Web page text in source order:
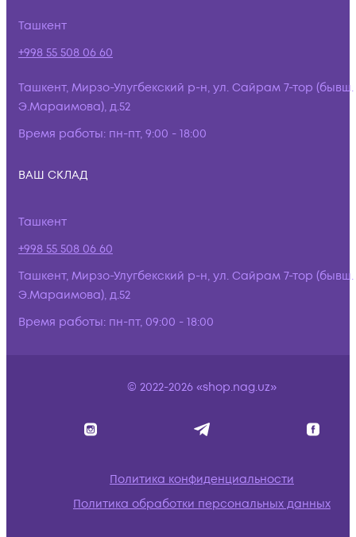
Ташкент
+998 55 508 06 60
Ташкент, Мирзо-Улугбекский р-н, ул. Сайрам 7-тор (бывш.
Э.Мараимова), д.52
Время работы: пн-пт, 9:00 - 18:00
ВАШ СКЛАД
Ташкент
+998 55 508 06 60
Ташкент, Мирзо-Улугбекский р-н, ул. Сайрам 7-тор (бывш.
Э.Мараимова), д.52
Время работы: пн-пт, 09:00 - 18:00
© 2022-2026 «shop.nag.uz»
Политика конфиденциальности
Политика обработки персональных данных